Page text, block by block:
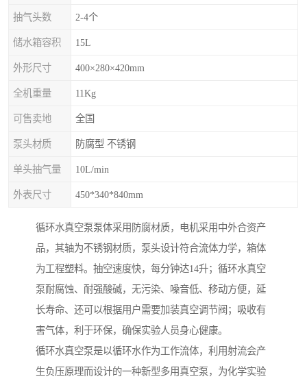
抽气头数 2-4个
储水箱容积 15L
外形尺寸 400×280×420mm
全机重量 11Kg
可售卖地 全国
泵头材质 防腐型 不锈钢
单头抽气量 10L/min
外表尺寸 450*340*840mm
循环水真空泵泵体采用防腐材质，电机采用中外合资产
品，其轴为不锈钢材质，泵头设计符合流体力学，箱体
为工程塑料。抽空速度快，每分钟达14升；循环水真空
泵耐腐蚀、耐强酸碱，无污染、噪音低、移动方便，延
长寿命、还可以根据用户需要加装真空调节阀；吸收有
害气体，利于环保，确保实验人员身心健康。
循环水真空泵是以循环水作为工作流体，利用射流会产
生负压原理而设计的一种新型多用真空泵，为化学实验